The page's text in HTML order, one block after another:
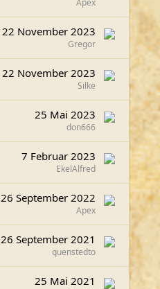
22 November 2023
Gregor
22 November 2023
Silke
25 Mai 2023
don666
7 Februar 2023
EkelAlfred
26 September 2022
Apex
26 September 2021
quenstedto
25 Mai 2021